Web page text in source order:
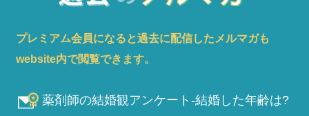
プレミアム会員になると過去に配信したメルマガも
website内で閲覧できます。
薬剤師の結婚観アンケート-結婚した年齢は?